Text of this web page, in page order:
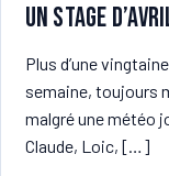
UN STAGE
Plus d’une
semaine, toujours
malgré une météo
Claude, Loic, […]